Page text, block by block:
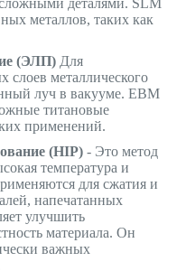
деталями. SLM
металлов, таких как
(ЭЛП)Для
слоев металлического
луч в вакууме. EBM
титановые
применений.
(HIP)- Это метод
температура и
для сжатия и
напечатанных
улучшить
материала. Он
важных